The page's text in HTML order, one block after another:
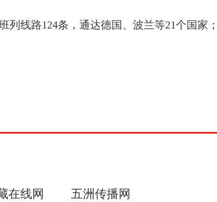
线路124条，通达德国、波兰等21个国家
在线网 五洲传播网